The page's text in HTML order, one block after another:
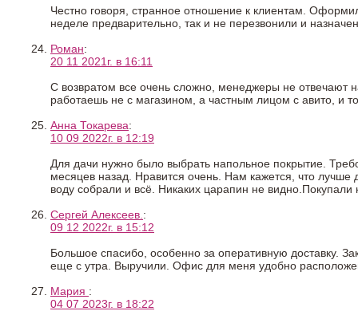
Честно говоря, странное отношение к клиентам.
неделе предварительно, так и не перезвонили и
Роман:
20 11 2021г. в 16:11
С возвратом все очень сложно, менеджеры не отвечают
работаешь не с магазином, а частным лицом с авито, и
Анна Токарева:
10 09 2022г. в 12:19
Для дачи нужно было выбрать напольное покрытие.
месяцев назад. Нравится очень. Нам кажется, что лучше
воду собрали и всё. Никаких царапин не
Сергей Алексеев. :
09 12 2022г. в 15:12
Большое спасибо, особенно за оперативную доставку.
еще с утра. Выручили. Офис для меня удобно
Мария :
04 07 2023г. в 18:22